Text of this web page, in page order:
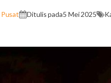
Pusat Ditulis pada5 Mei 2025